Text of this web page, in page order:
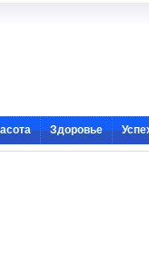
Здоровье